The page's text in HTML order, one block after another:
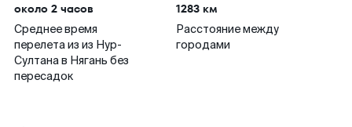
около 2 часов
Среднее время
перелета из из Нур-
Султана в Нягань без
пересадок
1283 км
Расстояние между
городами